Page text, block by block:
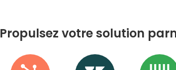
Propulsez votre solution